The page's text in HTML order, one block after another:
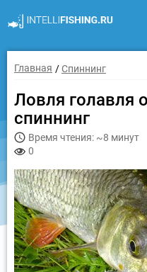
Главная Спиннинг
Ловля голавля
спиннинг
Время чтения: ~8 минут
0